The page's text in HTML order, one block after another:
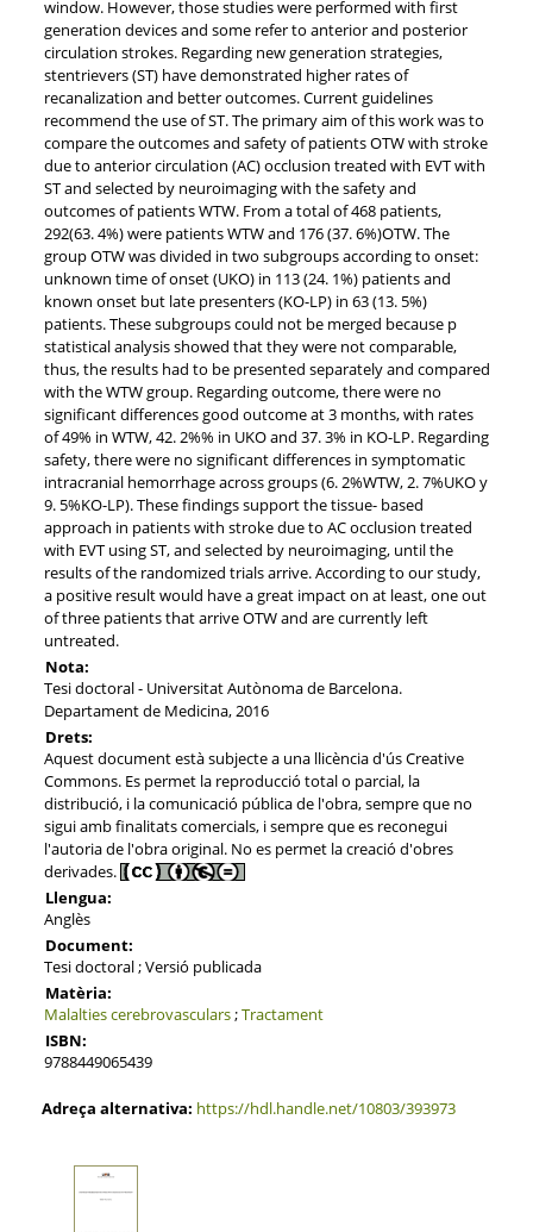
window. However, those studies were performed with first
generation devices and some refer to anterior and posterior
circulation strokes. Regarding new generation strategies,
stentrievers (ST) have demonstrated higher rates of
recanalization and better outcomes. Current guidelines
recommend the use of ST. The primary aim of this work was to
compare the outcomes and safety of patients OTW with stroke
due to anterior circulation (AC) occlusion treated with EVT with
ST and selected by neuroimaging with the safety and
outcomes of patients WTW. From a total of 468 patients,
292(63. 4%) were patients WTW and 176 (37. 6%)OTW. The
group OTW was divided in two subgroups according to onset:
unknown time of onset (UKO) in 113 (24. 1%) patients and
known onset but late presenters (KO-LP) in 63 (13. 5%)
patients. These subgroups could not be merged because p
statistical analysis showed that they were not comparable,
thus, the results had to be presented separately and compared
with the WTW group. Regarding outcome, there were no
significant differences good outcome at 3 months, with rates
of 49% in WTW, 42. 2%% in UKO and 37. 3% in KO-LP. Regarding
safety, there were no significant differences in symptomatic
intracranial hemorrhage across groups (6. 2%WTW, 2. 7%UKO y
9. 5%KO-LP). These findings support the tissue- based
approach in patients with stroke due to AC occlusion treated
with EVT using ST, and selected by neuroimaging, until the
results of the randomized trials arrive. According to our study,
a positive result would have a great impact on at least, one out
of three patients that arrive OTW and are currently left
untreated.
Nota:
Tesi doctoral - Universitat Autònoma de Barcelona.
Departament de Medicina, 2016
Drets:
Aquest document està subjecte a una llicència d'ús Creative
Commons. Es permet la reproducció total o parcial, la
distribució, i la comunicació pública de l'obra, sempre que no
sigui amb finalitats comercials, i sempre que es reconegui
l'autoria de l'obra original. No es permet la creació d'obres
derivades.
Llengua:
Anglès
Document:
Tesi doctoral ; Versió publicada
Matèria:
Malalties cerebrovasculars;Tractament
ISBN:
9788449065439
Adreça alternativa: https://hdl.handle.net/10803/393973